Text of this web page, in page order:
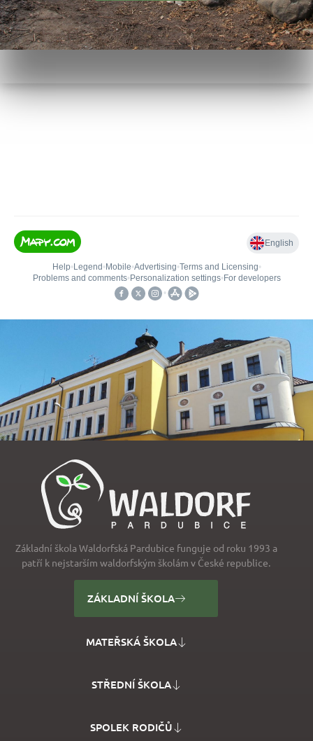
Základní škola Waldorfská Pardubice funguje od roku 1993 a
patří k nejstarším waldorfským školám v České republice.
ZÁKLADNÍ ŠKOLA
MATEŘSKÁ ŠKOLA
STŘEDNÍ ŠKOLA
SPOLEK RODIČŮ